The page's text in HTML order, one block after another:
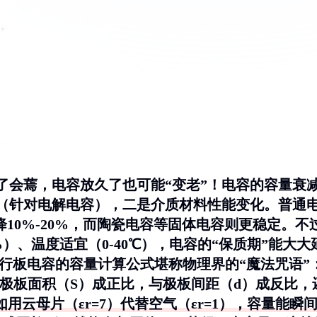
会蔫，电容放久了也可能“变老”！电容的容量衰
针对电解电容），二是介质材料性能变化。普通
20%，而陶瓷电容等固体电容则更稳定。不
、温度适宜（0-40℃），电容的“保质期”能大大
板电容的容量计算公式堪称物理界的“魔法咒语”
板面积（S）成正比，与极板间距（d）成反比，
云母片（εr=7）代替空气（εr=1），容量能瞬间